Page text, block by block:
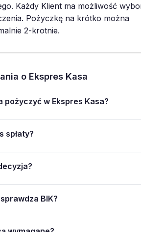
Każdy Klient ma możliwość
Pożyczkę na krótko można
2-krotnie.
o Ekspres Kasa
pożyczyć w Ekspres Kasa?
spłaty?
BIK?